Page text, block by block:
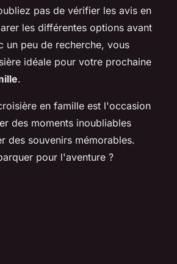
pas de vérifier les avis en
les différentes options avant
un peu de recherche, vous
idéale pour votre prochaine
.
en famille est l'occasion
des moments inoubliables
des souvenirs mémorables.
pour l'aventure ?